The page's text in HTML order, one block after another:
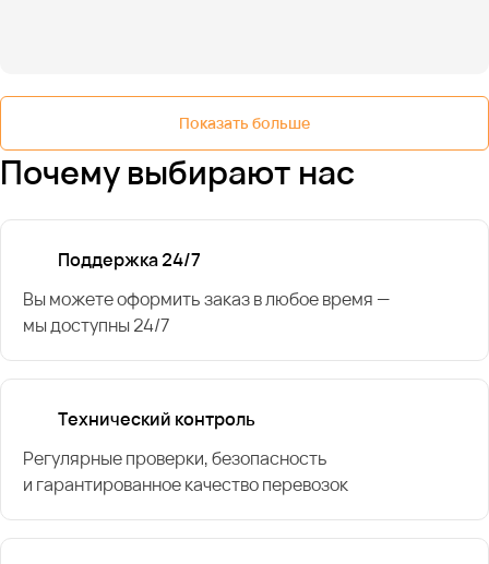
Показать больше
Почему выбирают нас
Поддержка 24/7
Вы можете оформить заказ в любое время —
мы доступны 24/7
Технический контроль
Регулярные проверки, безопасность
и гарантированное качество перевозок